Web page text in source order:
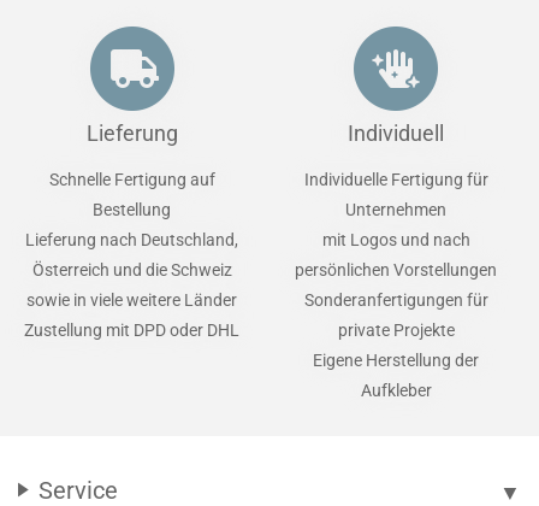
Lieferung
Schnelle Fertigung auf
Bestellung
Lieferung nach Deutschland,
Österreich und die Schweiz
sowie in viele weitere Länder
Zustellung mit DPD oder DHL
Individuell
Individuelle Fertigung für
Unternehmen
mit Logos und nach
persönlichen Vorstellungen
Sonderanfertigungen für
private Projekte
Eigene Herstellung der
Aufkleber
Service ▼